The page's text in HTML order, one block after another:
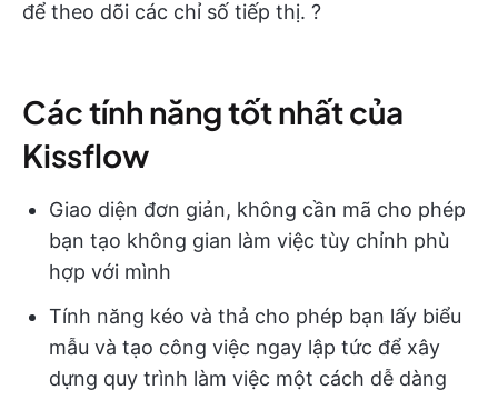
để theo dõi các chỉ số tiếp thị. ?
Các tính năng tốt nhất của
Kissflow
Giao diện đơn giản, không cần mã cho phép
bạn tạo không gian làm việc tùy chỉnh phù
hợp với mình
Tính năng kéo và thả cho phép bạn lấy biểu
mẫu và tạo công việc ngay lập tức để xây
dựng quy trình làm việc một cách dễ dàng